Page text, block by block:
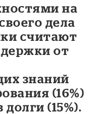
на
дела
считают
от
знаний
(16%)
долги (15%).